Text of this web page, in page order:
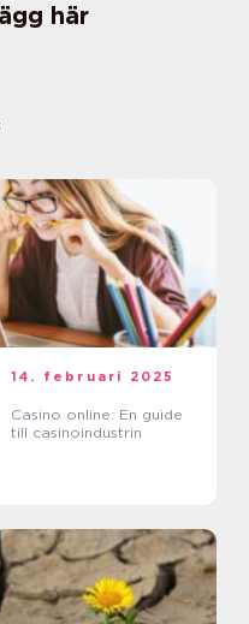
här
14. februari 2025
Casino online: En guide
till casinoindustrin